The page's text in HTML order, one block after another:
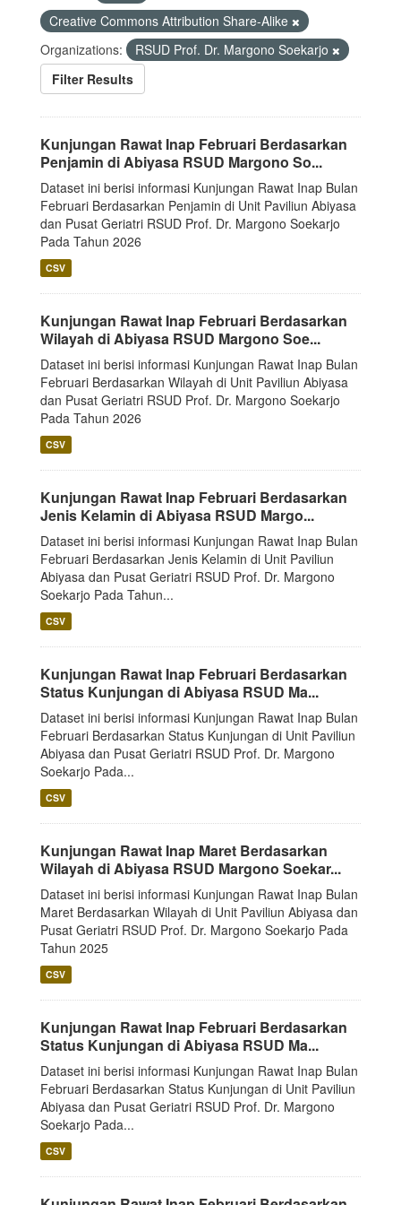
Creative Commons Attribution Share-Alike
Organizations:
RSUD Prof. Dr. Margono Soekarjo
Filter Results
Kunjungan Rawat Inap Februari Berdasarkan
Penjamin di Abiyasa RSUD Margono So...
Dataset ini berisi informasi Kunjungan Rawat Inap Bulan
Februari Berdasarkan Penjamin di Unit Paviliun Abiyasa
dan Pusat Geriatri RSUD Prof. Dr. Margono Soekarjo
Pada Tahun 2026
CSV
Kunjungan Rawat Inap Februari Berdasarkan
Wilayah di Abiyasa RSUD Margono Soe...
Dataset ini berisi informasi Kunjungan Rawat Inap Bulan
Februari Berdasarkan Wilayah di Unit Paviliun Abiyasa
dan Pusat Geriatri RSUD Prof. Dr. Margono Soekarjo
Pada Tahun 2026
CSV
Kunjungan Rawat Inap Februari Berdasarkan
Jenis Kelamin di Abiyasa RSUD Margo...
Dataset ini berisi informasi Kunjungan Rawat Inap Bulan
Februari Berdasarkan Jenis Kelamin di Unit Paviliun
Abiyasa dan Pusat Geriatri RSUD Prof. Dr. Margono
Soekarjo Pada Tahun...
CSV
Kunjungan Rawat Inap Februari Berdasarkan
Status Kunjungan di Abiyasa RSUD Ma...
Dataset ini berisi informasi Kunjungan Rawat Inap Bulan
Februari Berdasarkan Status Kunjungan di Unit Paviliun
Abiyasa dan Pusat Geriatri RSUD Prof. Dr. Margono
Soekarjo Pada...
CSV
Kunjungan Rawat Inap Maret Berdasarkan
Wilayah di Abiyasa RSUD Margono Soekar...
Dataset ini berisi informasi Kunjungan Rawat Inap Bulan
Maret Berdasarkan Wilayah di Unit Paviliun Abiyasa dan
Pusat Geriatri RSUD Prof. Dr. Margono Soekarjo Pada
Tahun 2025
CSV
Kunjungan Rawat Inap Februari Berdasarkan
Status Kunjungan di Abiyasa RSUD Ma...
Dataset ini berisi informasi Kunjungan Rawat Inap Bulan
Februari Berdasarkan Status Kunjungan di Unit Paviliun
Abiyasa dan Pusat Geriatri RSUD Prof. Dr. Margono
Soekarjo Pada...
CSV